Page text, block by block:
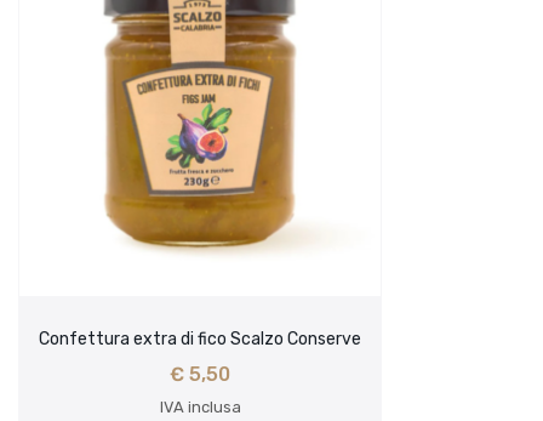
Confettura extra di fico Scalzo Conserve
€ 5,50
IVA inclusa